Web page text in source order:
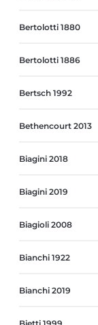
Bertolotti 1880
Bertolotti 1886
Bertsch 1992
Bethencourt 2013
Biagini 2018
Biagini 2019
Biagioli 2008
Bianchi 1922
Bianchi 2019